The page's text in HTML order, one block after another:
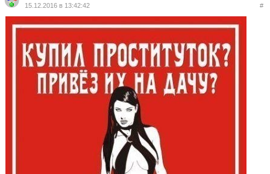
15.12.2016 в 13:42:42
#